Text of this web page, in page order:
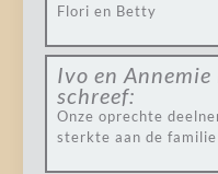
Flori en Betty
Ivo en Annemie
schreef:
Onze oprechte
sterkte aan de